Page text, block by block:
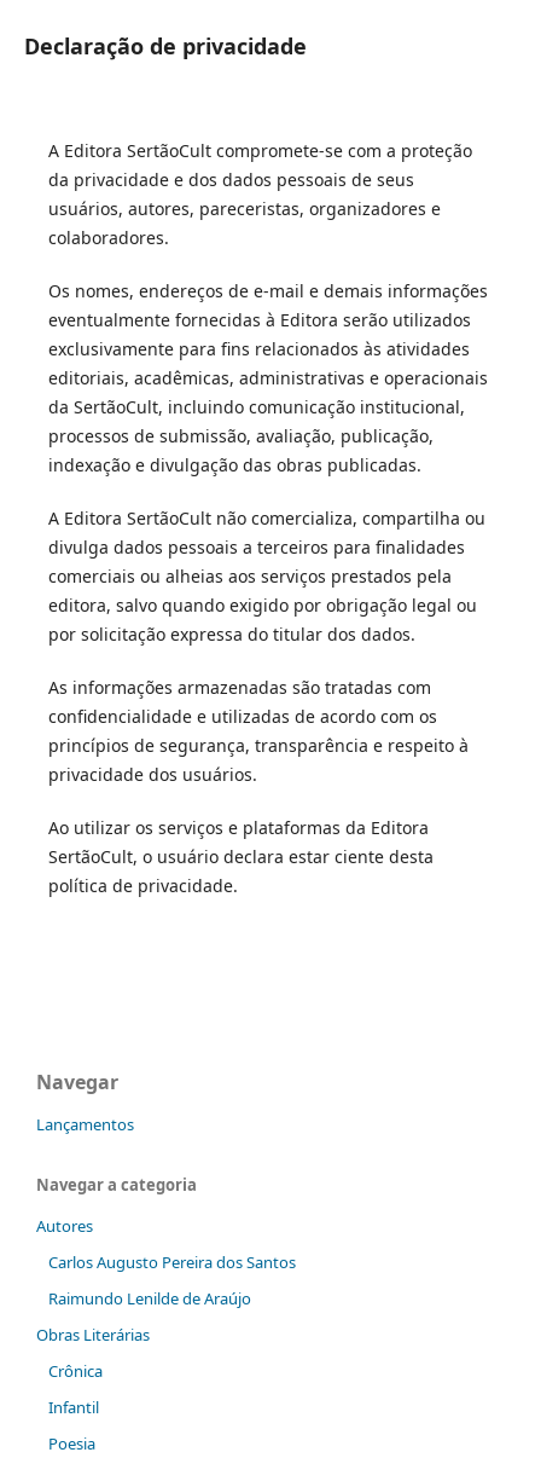
Declaração de privacidade
A Editora SertãoCult compromete-se com a proteção
da privacidade e dos dados pessoais de seus
usuários, autores, pareceristas, organizadores e
colaboradores.
Os nomes, endereços de e-mail e demais informações
eventualmente fornecidas à Editora serão utilizados
exclusivamente para fins relacionados às atividades
editoriais, acadêmicas, administrativas e operacionais
da SertãoCult, incluindo comunicação institucional,
processos de submissão, avaliação, publicação,
indexação e divulgação das obras publicadas.
A Editora SertãoCult não comercializa, compartilha ou
divulga dados pessoais a terceiros para finalidades
comerciais ou alheias aos serviços prestados pela
editora, salvo quando exigido por obrigação legal ou
por solicitação expressa do titular dos dados.
As informações armazenadas são tratadas com
confidencialidade e utilizadas de acordo com os
princípios de segurança, transparência e respeito à
privacidade dos usuários.
Ao utilizar os serviços e plataformas da Editora
SertãoCult, o usuário declara estar ciente desta
política de privacidade.
Navegar
Lançamentos
Navegar a categoria
Autores
Carlos Augusto Pereira dos Santos
Raimundo Lenilde de Araújo
Obras Literárias
Crônica
Infantil
Poesia